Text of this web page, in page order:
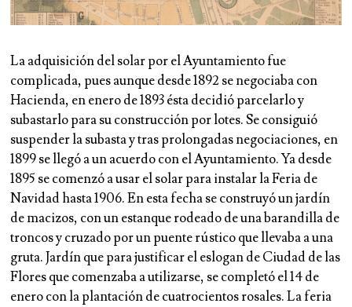
La adquisición del solar por el Ayuntamiento fue
complicada, pues aunque desde 1892 se negociaba con
Hacienda, en enero de 1893 ésta decidió parcelarlo y
subastarlo para su construcción por lotes. Se consiguió
suspender la subasta y tras prolongadas negociaciones, en
1899 se llegó a un acuerdo con el Ayuntamiento. Ya desde
1895 se comenzó a usar el solar para instalar la Feria de
Navidad hasta 1906. En esta fecha se construyó un jardín
de macizos, con un estanque rodeado de una barandilla de
troncos y cruzado por un puente rústico que llevaba a una
gruta. Jardín que para justificar el eslogan de Ciudad de las
Flores que comenzaba a utilizarse, se completó el 14 de
enero con la plantación de cuatrocientos rosales. La feria